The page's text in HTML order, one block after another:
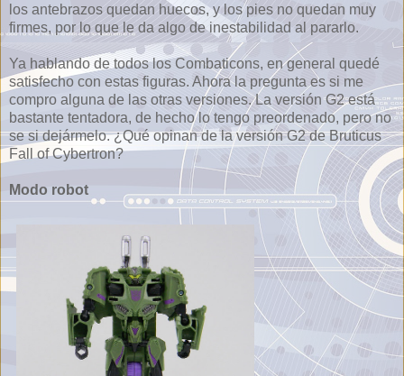
los antebrazos quedan huecos, y los pies no quedan muy
firmes, por lo que le da algo de inestabilidad al pararlo.
Ya hablando de todos los Combaticons, en general quedé
satisfecho con estas figuras. Ahora la pregunta es si me
compro alguna de las otras versiones. La versión G2 está
bastante tentadora, de hecho lo tengo preordenado, pero no
se si dejármelo. ¿Qué opinan de la versión G2 de Bruticus
Fall of Cybertron?
Modo robot